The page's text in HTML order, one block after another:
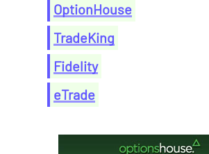
OptionHouse
TradeKing
Fidelity
eTrade